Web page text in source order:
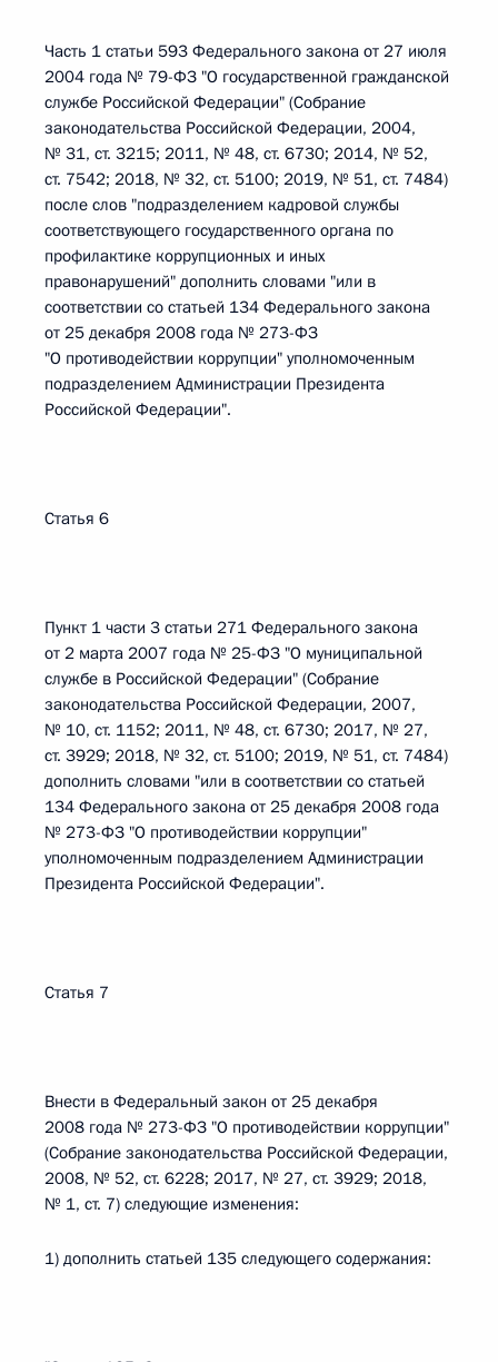
Часть 1 статьи 593 Федерального закона от 27 июля
2004 года № 79-ФЗ "О государственной гражданской
службе Российской Федерации" (Собрание
законодательства Российской Федерации, 2004,
№ 31, ст. 3215; 2011, № 48, ст. 6730; 2014, № 52,
ст. 7542; 2018, № 32, ст. 5100; 2019, № 51, ст. 7484)
после слов "подразделением кадровой службы
соответствующего государственного органа по
профилактике коррупционных и иных
правонарушений" дополнить словами "или в
соответствии со статьей 134 Федерального закона
от 25 декабря 2008 года № 273-ФЗ
"О противодействии коррупции" уполномоченным
подразделением Администрации Президента
Российской Федерации".
Статья 6
Пункт 1 части 3 статьи 271 Федерального закона
от 2 марта 2007 года № 25-ФЗ "О муниципальной
службе в Российской Федерации" (Собрание
законодательства Российской Федерации, 2007,
№ 10, ст. 1152; 2011, № 48, ст. 6730; 2017, № 27,
ст. 3929; 2018, № 32, ст. 5100; 2019, № 51, ст. 7484)
дополнить словами "или в соответствии со статьей
134 Федерального закона от 25 декабря 2008 года
№ 273-ФЗ "О противодействии коррупции"
уполномоченным подразделением Администрации
Президента Российской Федерации".
Статья 7
Внести в Федеральный закон от 25 декабря
2008 года № 273-ФЗ "О противодействии коррупции"
(Собрание законодательства Российской Федерации,
2008, № 52, ст. 6228; 2017, № 27, ст. 3929; 2018,
№ 1, ст. 7) следующие изменения:
1) дополнить статьей 135 следующего содержания: